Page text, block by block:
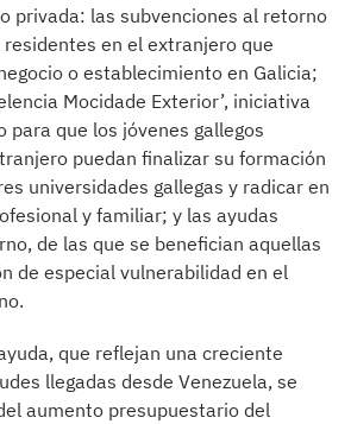
privada: las subvenciones al retorno
en el extranjero que
o establecimiento en Galicia;
Mocidade Exterior’, iniciativa
para que los jóvenes gallegos
puedan finalizar su formación
universidades gallegas y radicar en
y familiar; y las ayudas
de las que se benefician aquellas
de especial vulnerabilidad en el
que reflejan una creciente
llegadas desde Venezuela, se
aumento presupuestario del